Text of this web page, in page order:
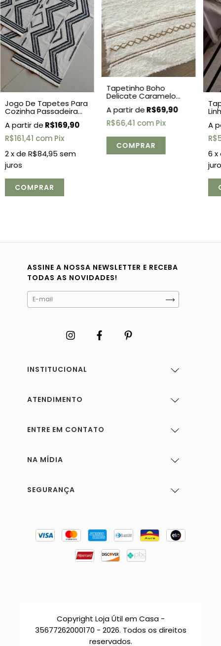
Jogo De Tapetes Para
Cozinha Passadeira
R$169,90
R$161,41 com Pix
2x de R$84,95 sem
juros
Tapetinho Boho
Delicate Caramelo
R$69,90
R$66,41 comPix
6 x
ASSINE A NOSSA NEWSLETTER E RECEBA
TODAS AS NOVIDADES!
INSTITUCIONAL
ATENDIMENTO
ENTRE EM CONTATO
NA MÍDIA
SEGURANÇA
Copyright Loja Útil em Casa -
35677262000170 - 2026. Todos os direitos
reservados.